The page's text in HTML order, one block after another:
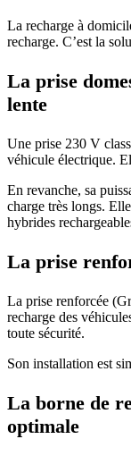
La recharge à
recharge. C’est la
La prise
lente
Une prise 230 V
véhicule électrique.
En revanche, sa
charge très longs.
hybrides
La prise
La prise renforcée
recharge des
toute sécurité.
Son installation est
La borne de
optimale